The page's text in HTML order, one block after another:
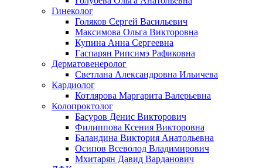
Гинеколог
Голяков Сергей Васильевич
Максимова Ольга Викторовна
Купина Анна Сергеевна
Гаспарян Рипсимэ Рафиковна
Дерматовенеролог
Светлана Александровна Ильичева
Кардиолог
Котлярова Маргарита Валерьевна
Колопроктолог
Басуров Денис Викторович
Филиппова Ксения Викторовна
Баландина Виктория Анатольевна
Осипов Всеволод Владимирович
Мхитарян Давид Варданович